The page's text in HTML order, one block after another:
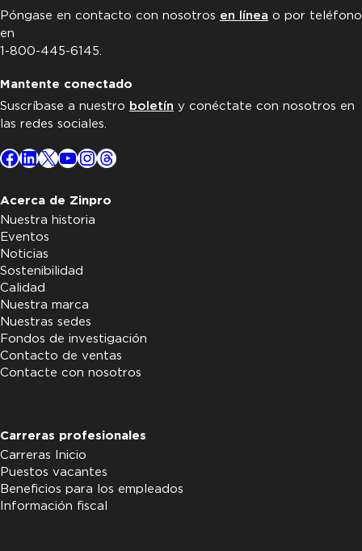
Póngase en contacto con nosotros en línea o por teléfono
en
1-800-445-6145.
Mantente conectado
Suscríbase a nuestro boletín y conéctate con nosotros en
las redes sociales.
Facebook
LinkedIn
X YouTube
Instagram
Threads
Acerca de Zinpro
Nuestra historia
Eventos
Noticias
Sostenibilidad
Calidad
Nuestra marca
Nuestras sedes
Fondos de investigación
Contacto de ventas
Contacte con nosotros
Carreras profesionales
Carreras Inicio
Puestos vacantes
Beneficios para los empleados
Información fiscal